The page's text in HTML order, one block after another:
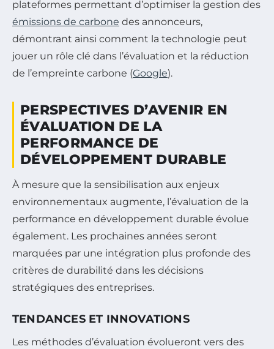
plateformes permettant d’optimiser la gestion des
émissions de carbone des annonceurs,
démontrant ainsi comment la technologie peut
jouer un rôle clé dans l’évaluation et la réduction
de l’empreinte carbone (Google).
PERSPECTIVES D’AVENIR EN
ÉVALUATION DE LA
PERFORMANCE DE
DÉVELOPPEMENT DURABLE
À mesure que la sensibilisation aux enjeux
environnementaux augmente, l’évaluation de la
performance en développement durable évolue
également. Les prochaines années seront
marquées par une intégration plus profonde des
critères de durabilité dans les décisions
stratégiques des entreprises.
TENDANCES ET INNOVATIONS
Les méthodes d’évaluation évolueront vers des